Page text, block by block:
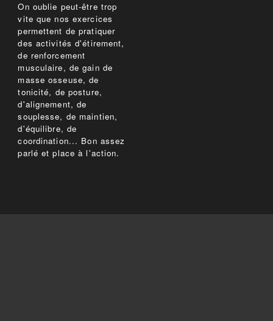
On oublie peut-être trop
vite que nos exercices
permettent de pratiquer
des activités d'étirement,
de renforcement
musculaire, de gain de
masse osseuse, de
tonicité, de posture,
d'alignement, de
souplesse, de maintien,
d'équilibre, de
coordination... Bon assez
parlé et place à l'action.